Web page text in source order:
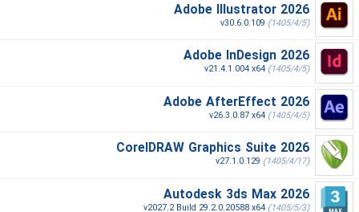
Adobe Illustrator 2026
v30.6.0.109 (1405/4/5)
Adobe InDesign 2026
v21.4.1.004 x64 (1405/4/5)
Adobe AfterEffect 2026
v26.3.0.87 x64 (1405/4/5)
CorelDRAW Graphics Suite 2026
v27.1.0.129 (1405/4/17)
Autodesk 3ds Max 2026
v2027.2 Build 29.2.0.20588 x64 (1405/5/3)